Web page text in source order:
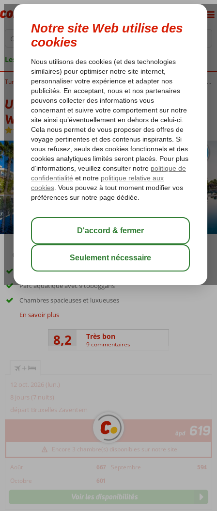
Les garanties de vacances
Côte Égéenne Kusadasi Kusadasi-Centrum Unique Residence Hotel Golf & Spa (Ex. Wyndham Residences Kusadasi)
Unique Residence Hotel Golf & Spa (Ex.
Wyndham Residences Kusadasi)
All Inclusive-Hôtel
03:15
Beaucoup de piscines et de pataugeoires
Parc aquatique avec 9 toboggans
Chambres spacieuses et luxueuses
En savoir plus
8,2 Très bon
9 commentaires
+
12 oct. 2026 (lun.)
8 jours (7 nuits)
départ Bruxelles Zaventem
àpd 619
Encore 3 chambre(s) disponibles sur notre site
Août 667 Septembre
594
Octobre
601
Voir les disponibilités